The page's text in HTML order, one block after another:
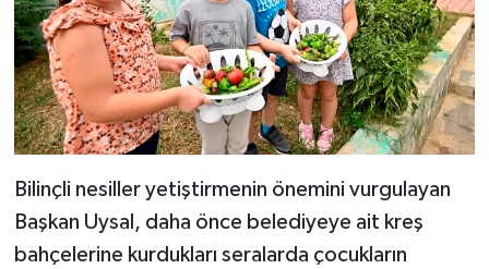
Bilinçli nesiller yetiştirmenin önemini vurgulayan
Başkan Uysal, daha önce belediyeye ait kreş
bahçelerine kurdukları seralarda çocukların